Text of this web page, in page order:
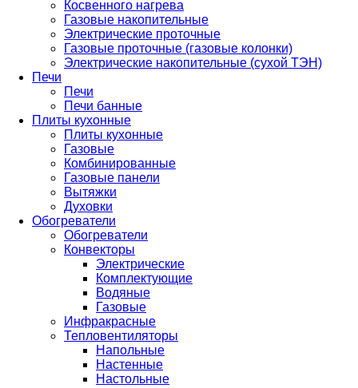
Косвенного нагрева
Газовые накопительные
Электрические проточные
Газовые проточные (газовые колонки)
Электрические накопительные (сухой ТЭН)
Печи
Печи
Печи банные
Плиты кухонные
Плиты кухонные
Газовые
Комбинированные
Газовые панели
Вытяжки
Духовки
Обогреватели
Обогреватели
Конвекторы
Электрические
Комплектующие
Водяные
Газовые
Инфракрасные
Тепловентиляторы
Напольные
Настенные
Настольные